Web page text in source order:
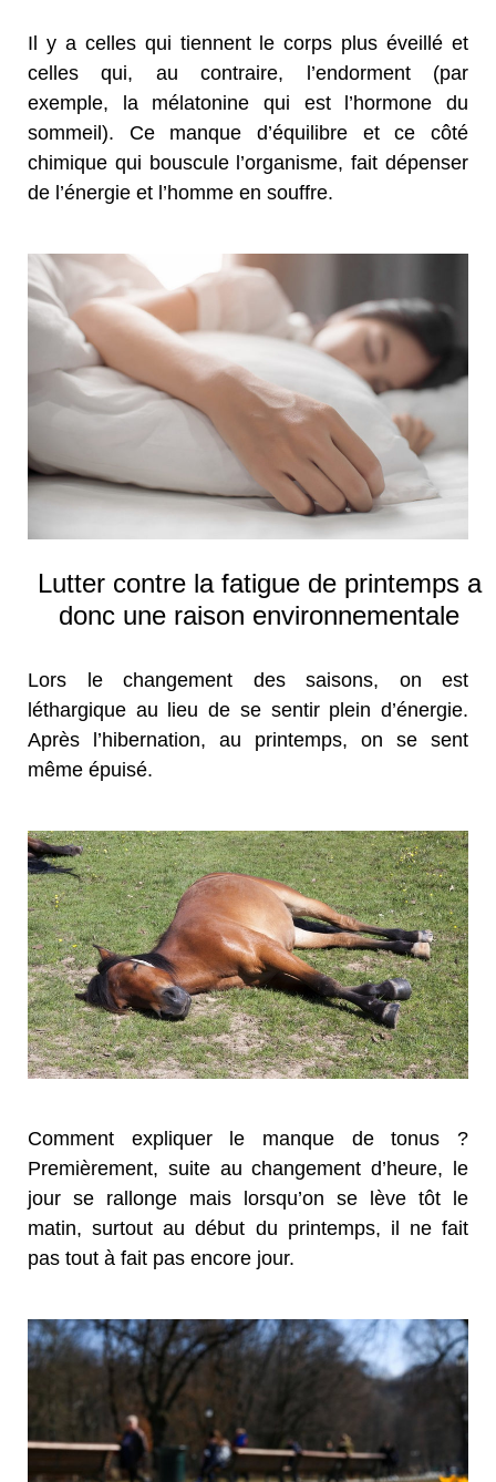
Il y a celles qui tiennent le corps plus éveillé et
celles qui, au contraire, l’endorment (par
exemple, la mélatonine qui est l’hormone du
sommeil). Ce manque d’équilibre et ce côté
chimique qui bouscule l’organisme, fait dépenser
de l’énergie et l’homme en souffre.
Lutter contre la fatigue de printemps a
donc une raison environnementale
Lors le changement des saisons, on est
léthargique au lieu de se sentir plein d’énergie.
Après l’hibernation, au printemps, on se sent
même épuisé.
Comment expliquer le manque de tonus ?
Premièrement, suite au changement d’heure, le
jour se rallonge mais lorsqu’on se lève tôt le
matin, surtout au début du printemps, il ne fait
pas tout à fait pas encore jour.